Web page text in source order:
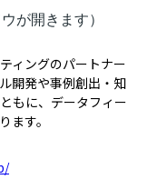
が開きます）
ィングのパートナー
開発や事例創出・知
もに、データフィー
ます。